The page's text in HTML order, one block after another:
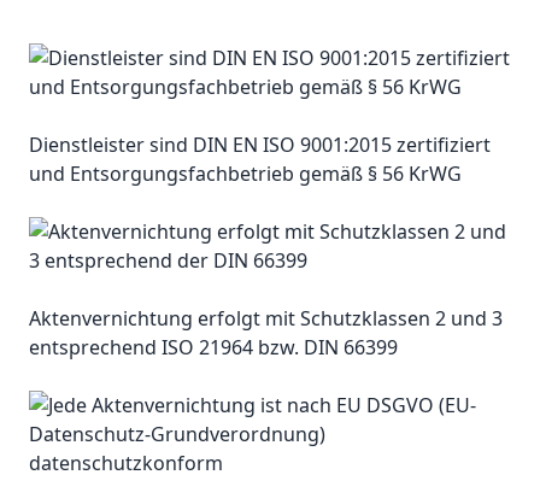
Dienstleister sind DIN EN ISO 9001:2015 zertifiziert
und Entsorgungsfachbetrieb gemäß § 56 KrWG
Aktenvernichtung erfolgt mit Schutzklassen 2 und 3
entsprechend ISO 21964 bzw. DIN 66399